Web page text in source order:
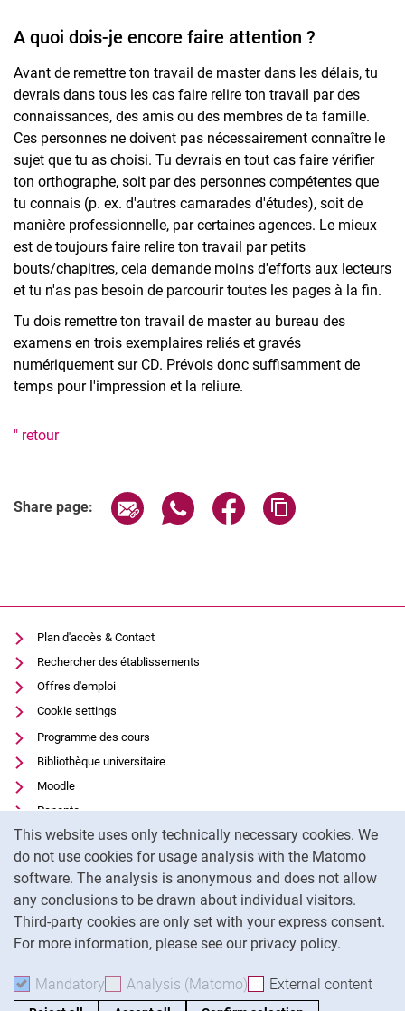
This website uses only technically necessary cookies. We
do not use cookies for usage analysis with the Matomo
software. The analysis is anonymous and does not allow
any conclusions to be drawn about individual visitors.
Third-party cookies are only set with your express consent.
For more information, please see our privacy policy.
Mandatory Accept mandatory cookies
Analysis (Matomo) Accept analysis cookies
External content
A quoi dois-je encore faire attention ?
Avant de remettre ton travail de master dans les délais, tu
devrais dans tous les cas faire relire ton travail par des
connaissances, des amis ou des membres de ta famille.
Ces personnes ne doivent pas nécessairement connaître le
sujet que tu as choisi. Tu devrais en tout cas faire vérifier
ton orthographe, soit par des personnes compétentes que
tu connais (p. ex. d'autres camarades d'études), soit de
manière professionnelle, par certaines agences. Le mieux
est de toujours faire relire ton travail par petits
bouts/chapitres, cela demande moins d'efforts aux lecteurs
et tu n'as pas besoin de parcourir toutes les pages à la fin.
Tu dois remettre ton travail de master au bureau des
examens en trois exemplaires reliés et gravés
numériquement sur CD. Prévois donc suffisamment de
temps pour l'impression et la reliure.
" retour
Share page: Share page via email
Share page via WhatsApp
Share page via
Plan d'accès & Contact
Rechercher des établissements
Offres d'emploi
Cookie settings
Programme des cours
Bibliothèque universitaire
Moodle
Panopto
Protection des données
Accessibilité
Utilisation transparente de l'IA